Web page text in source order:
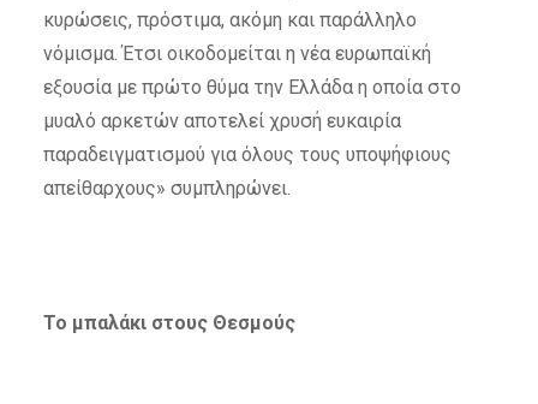
κυρώσεις, πρόστιμα, ακόμη και παράλληλο
νόμισμα. Έτσι οικοδομείται η νέα ευρωπαϊκή
εξουσία με πρώτο θύμα την Ελλάδα η οποία στο
μυαλό αρκετών αποτελεί χρυσή ευκαιρία
παραδειγματισμού για όλους τους υποψήφιους
απείθαρχους» συμπληρώνει.
Το μπαλάκι στους Θεσμούς